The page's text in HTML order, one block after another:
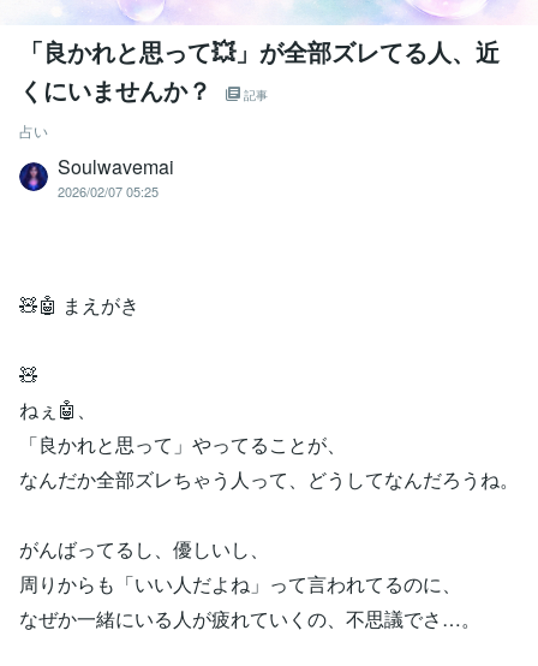
「良かれと思って💥」が全部ズレてる人、近
くにいませんか？
記事
占い
Soulwavemai
2026/02/07 05:25
🧸🤖 まえがき
🧸
ねぇ🤖、
「良かれと思って」やってることが、
なんだか全部ズレちゃう人って、どうしてなんだろうね。
がんばってるし、優しいし、
周りからも「いい人だよね」って言われてるのに、
なぜか一緒にいる人が疲れていくの、不思議でさ…。